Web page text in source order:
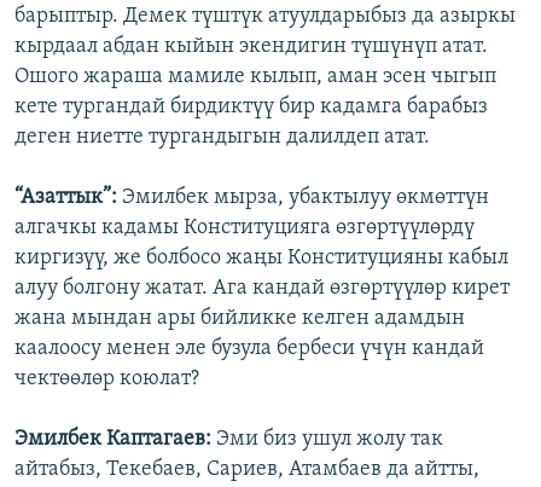
барыптыр. Демек түштүк атуулдарыбыз да азыркы
кырдаал абдан кыйын экендигин түшүнүп атат.
Ошого жараша мамиле кылып, аман эсен чыгып
кете тургандай бирдиктүү бир кадамга барабыз
деген ниетте тургандыгын далилдеп атат.
“Азаттык”: Эмилбек мырза, убактылуу өкмөттүн
алгачкы кадамы Конституцияга өзгөртүүлөрдү
киргизүү, же болбосо жаңы Конституцияны кабыл
алуу болгону жатат. Ага кандай өзгөртүүлөр кирет
жана мындан ары бийликке келген адамдын
каалоосу менен эле бузула бербеси үчүн кандай
чектөөлөр коюлат?
Эмилбек Каптагаев: Эми биз ушул жолу так
айтабыз, Текебаев, Сариев, Атамбаев да айтты,